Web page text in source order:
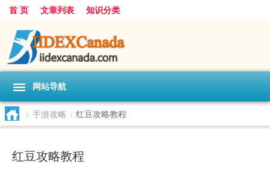
首 页 文章列表 知识分类
网站导航
> 手游攻略 > 红豆攻略教程
红豆攻略教程